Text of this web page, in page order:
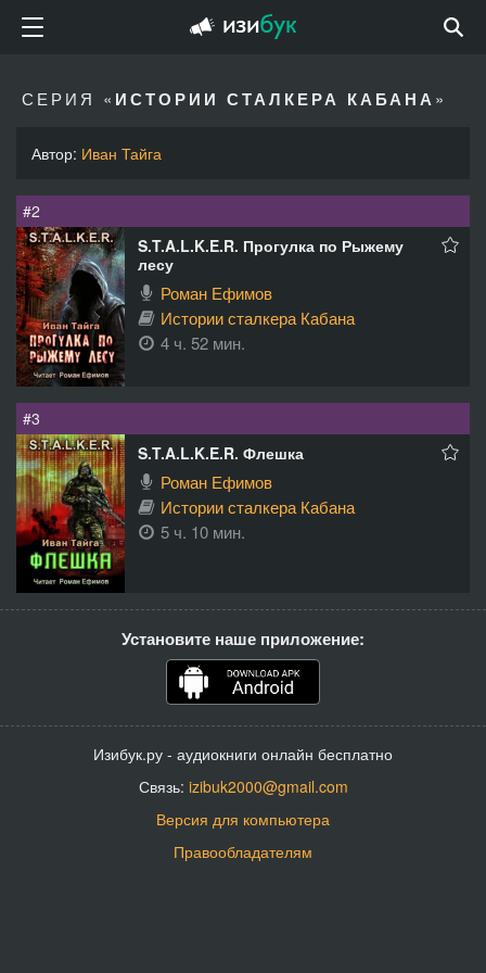
СЕРИЯ « ИСТОРИИ СТАЛКЕРА КАБАНА»
Автор: Иван Тайга
#2
S.T.A.L.K.E.R. Прогулка по Рыжему
лесу
Роман Ефимов
Истории сталкера Кабана
4 ч. 52 мин.
#3
S.T.A.L.K.E.R. Флешка
Роман Ефимов
Истории сталкера Кабана
5 ч. 10 мин.
Установите наше приложение:
Изибук.ру - аудиокниги онлайн бесплатно
Связь: izibuk2000@gmail.com
Версия для компьютера
Правообладателям